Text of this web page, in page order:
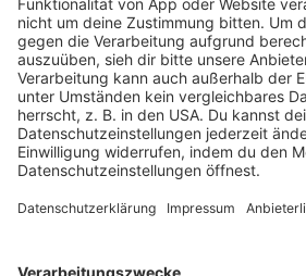
JETZT ABSPIELEN
MAROON 5 mit DAYLIGHT